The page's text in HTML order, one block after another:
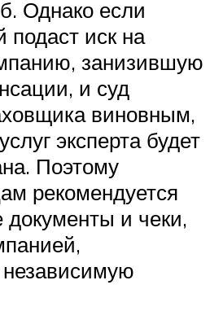
Однако если
подаст иск на
занизившую
и суд
виновным,
эксперта будет
Поэтому
рекомендуется
документы и чеки,